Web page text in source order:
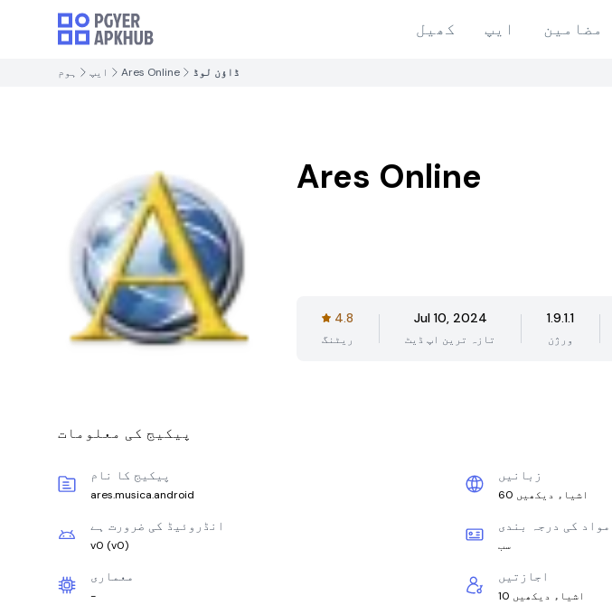
کھیل ایپ مضامین
ہوم ایپ Ares Online ڈاؤن لوڈ
Ares Online
4.8
ریٹنگ
Jul 10, 2024
تازہ ترین اپ ڈیٹ
1.9.1.1
ورژن
پیکیج کی معلومات
پیکیج کا نام
ares.musica.android
زبانیں
60 اشیاء دیکھیں
انڈروئیڈ کی ضرورت ہے
v0 (v0)
مواد کی درجہ بندی
سب
معماری
-
اجازتیں
10 اشیاء دیکھیں